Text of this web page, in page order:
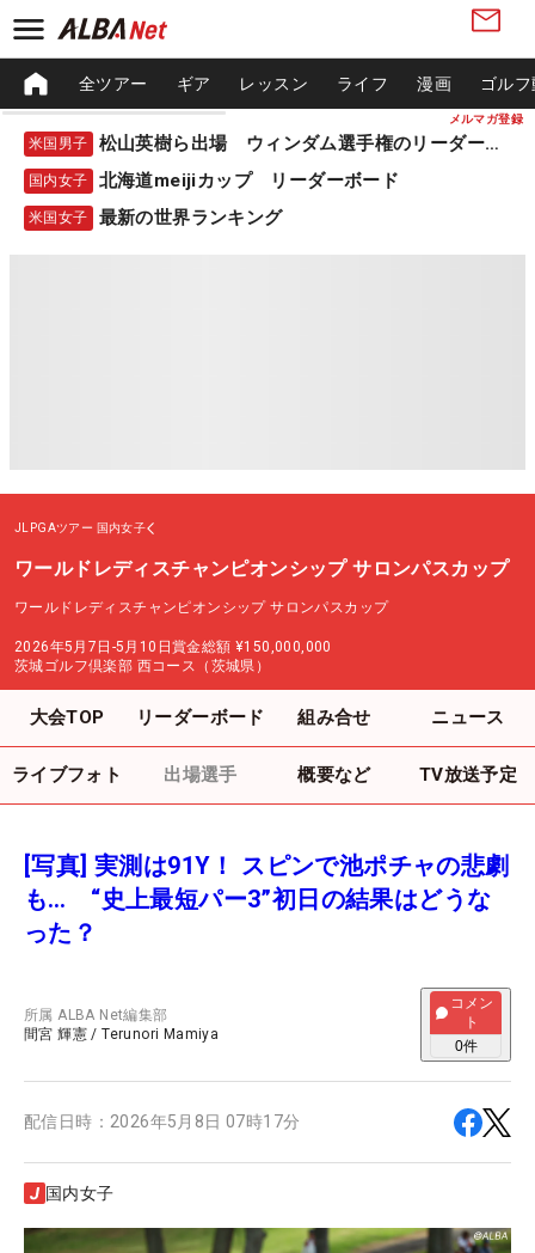
メルマガ登録
全ツアー ギア レッスン ライフ 漫画 ゴル
米国男子 松山英樹ら出場 ウィンダム選手権のリーダーボード
国内女子 北海道meijiカップ リーダーボード
米国女子 最新の世界ランキング
JLPGAツアー 国内女子
ワールドレディスチャンピオンシップ サロンパスカップ
ワールドレディスチャンピオンシップ サロンパスカップ
2026年5月7日-5月10日賞金総額 ¥150,000,000
茨城ゴルフ倶楽部 西コース（茨城県）
大会TOP リーダーボード 組み合せ ニュース
ライブフォト 出場選手 概要など TV放送予定
[写真] 実測は91Y！ スピンで池ポチャの悲劇
も… “史上最短パー3”初日の結果はどうな
った？
所属ALBA Net編集部
間宮 輝憲 /Terunori Mamiya
コメン
ト
0件
配信日時： 2026年5月8日 07時17分
国内女子